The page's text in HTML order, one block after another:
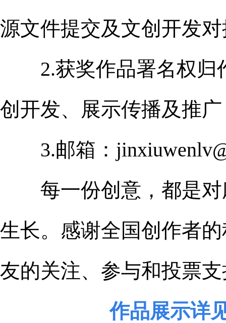
源文件提交及文创开发
2.获奖作品署名权归
创开发、展示传播及推
3.邮箱：
每一份创意，都是对
生长。感谢全国创作者
友的关注、参与和投票
作品展示详